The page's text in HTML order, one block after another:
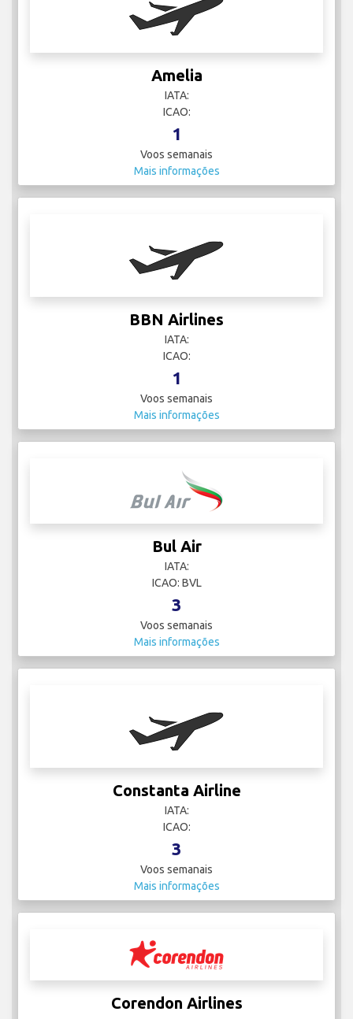
Amelia
IATA:
ICAO:
1
Voos semanais
Mais informações
BBN Airlines
IATA:
ICAO:
1
Voos semanais
Mais informações
Bul Air
IATA:
ICAO: BVL
3
Voos semanais
Mais informações
Constanta Airline
IATA:
ICAO:
3
Voos semanais
Mais informações
Corendon Airlines